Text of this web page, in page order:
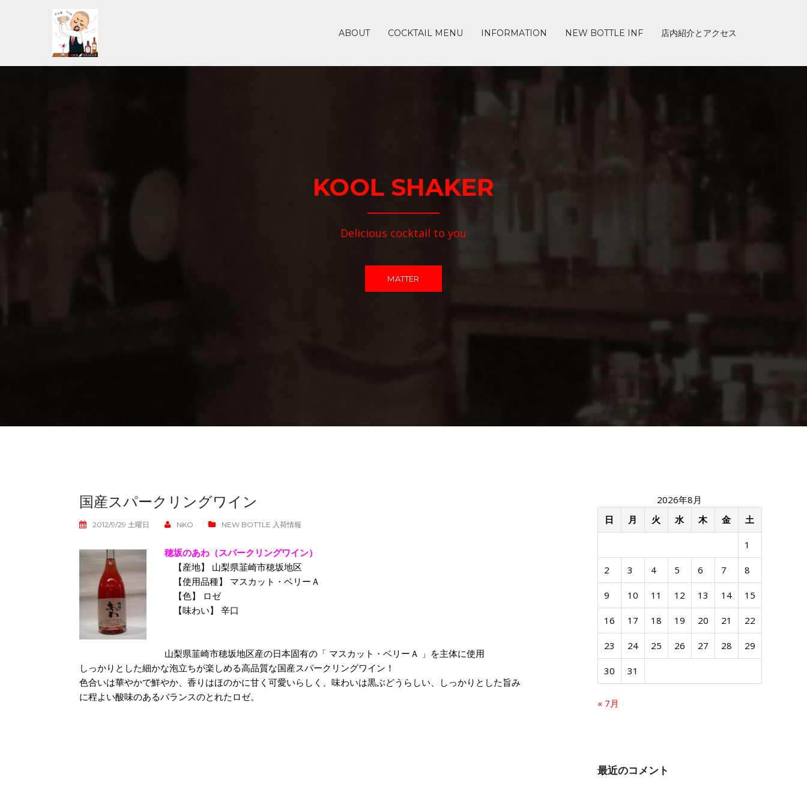
ツ
ABOUT COCKTAIL MENU INFORMATION NEW BOTTLE INF 店内紹介とアクセス
KOOL SHAKER
Delicious cocktail to you
MATTER
国産スパークリングワイン
2012/9/29 土曜日 NKO NEW BOTTLE 入荷情報
穂坂のあわ（スパークリングワイン）
【産地】 山梨県韮崎市穂坂地区
【使用品種】 マスカット・ベリーＡ
【色】 ロゼ
【味わい】 辛口
山梨県韮崎市穂坂地区産の日本固有の「 マスカット・ベリーＡ 」を主体に使用
しっかりとした細かな泡立ちが楽しめる高品質な国産スパークリングワイン！
色合いは華やかで鮮やか、香りはほのかに甘く可愛いらしく、味わいは黒ぶどうらしい、しっかりとした旨み
に程よい酸味のあるバランスのとれたロゼ。
2026年8月
日
月 火 水 木 金 土
1
2 3 4 5 6 7 8
9 10 11 12 13 14 15
16 17 18 19 20 21 22
23 24 25 26 27 28 29
30 31
« 7月
最近のコメント